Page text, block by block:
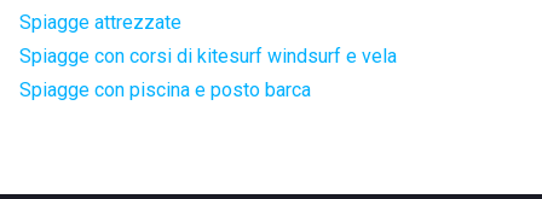
Spiagge attrezzate
Spiagge con corsi di kitesurf windsurf e vela
Spiagge con piscina e posto barca